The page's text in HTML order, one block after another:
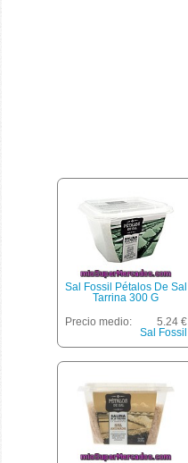
Sal Fossil Pétalos De Sal
Tarrina 300 G
Precio medio:
5.24 €
Sal Fossil